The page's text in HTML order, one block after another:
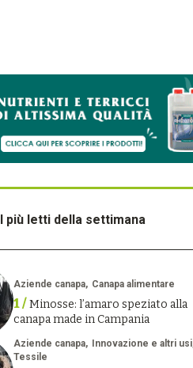
I più letti della settimana
Aziende canapa Canapa alimentare
1 /Minosse: l’amaro speziato alla
canapa made in Campania
Aziende canapa
Innovazione e altri usi
Tessile